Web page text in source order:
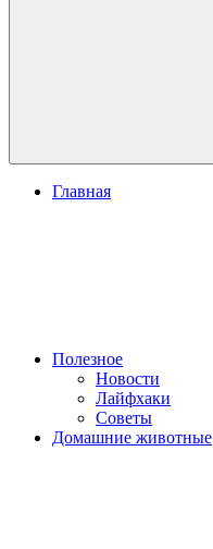
Главная
Полезное
Новости
Лайфхаки
Советы
Домашние животные